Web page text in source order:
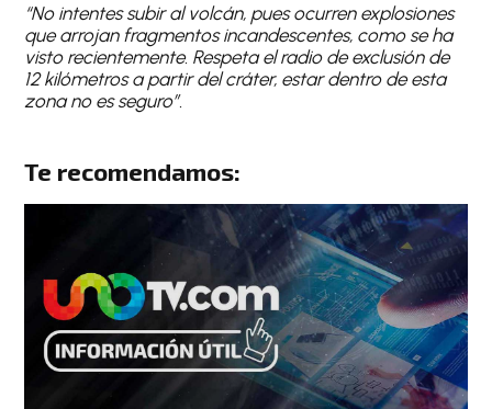
“No intentes subir al volcán, pues ocurren explosiones
que arrojan fragmentos incandescentes, como se ha
visto recientemente. Respeta el radio de exclusión de
12 kilómetros a partir del cráter, estar dentro de esta
zona no es seguro”.
Te recomendamos: